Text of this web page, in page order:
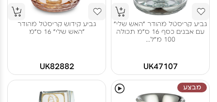
גביע קריסטל מהודר "האש שלי"
עם אבנים כסף 16 ס"מ תכולה
100 מ"ל...
UK47107
גביע קידוש קריסטל מהודר
"האש שלי" 16 ס"מ
UK82882
מבצע